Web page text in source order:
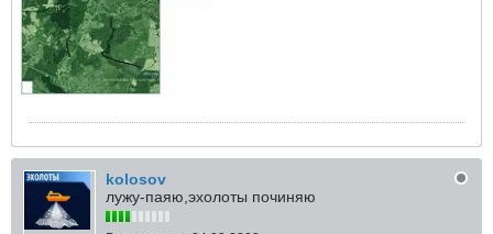
kolosov
лужу-паяю,эхолоты починяю